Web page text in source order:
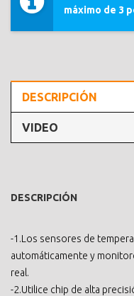
máximo de 3
DESCRIPCIÓN
VIDEO
DESCRIPCIÓN
-1.Los sensores de
automáticamente y
real.
-2.Utilice chip de alta